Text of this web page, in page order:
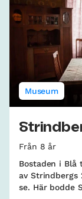
Museum
Från 8 år
Bostaden i Blå
av Strindbergs
se. Här bodde